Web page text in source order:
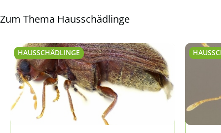
Zum Thema Hausschädlinge
HAUSSCHÄDLINGE